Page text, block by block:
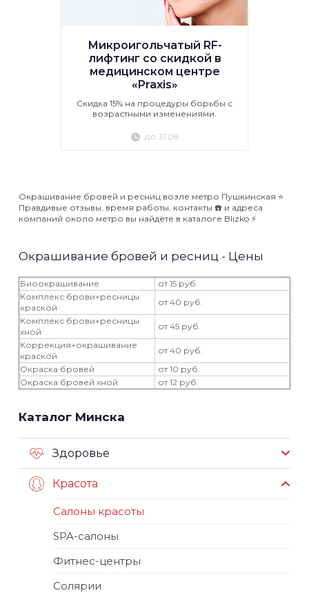
Микроигольчатый RF-
лифтинг со скидкой в
медицинском центре
«Praxis»
Скидка 15% на процедуры борьбы с
возрастными изменениями.
до 31.08
Окрашивание бровей и ресниц возле метро Пушкинская ⭐️
Правдивые отзывы, время работы, контакты ☎️ и адреса
компаний около метро вы найдёте в каталоге Blizko ⚡️
Окрашивание бровей и ресниц - Цены
Биоокрашивание
от 15 руб.
Комплекс брови+ресницы
краской
от 40 руб.
Комплекс брови+ресницы
хной
от 45 руб.
Коррекция+окрашивание
краской
от 40 руб.
Окраска бровей
от 10 руб.
Окраска бровей хной
от 12 руб.
Каталог Минска
Здоровье
Красота
Салоны красоты
SPA-салоны
Фитнес-центры
Солярии